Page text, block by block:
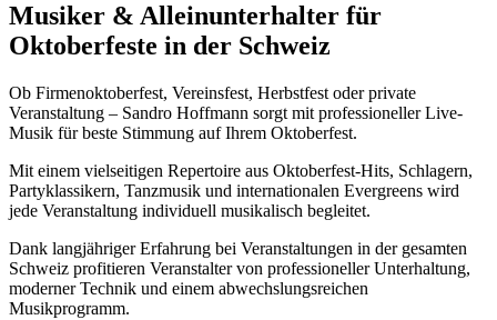
Musiker & Alleinunterhalter für
Oktoberfeste in der Schweiz
Ob Firmenoktoberfest, Vereinsfest, Herbstfest oder private
Veranstaltung – Sandro Hoffmann sorgt mit professioneller Live-
Musik für beste Stimmung auf Ihrem Oktoberfest.
Mit einem vielseitigen Repertoire aus Oktoberfest-Hits, Schlagern,
Partyklassikern, Tanzmusik und internationalen Evergreens wird
jede Veranstaltung individuell musikalisch begleitet.
Dank langjähriger Erfahrung bei Veranstaltungen in der gesamten
Schweiz profitieren Veranstalter von professioneller Unterhaltung,
moderner Technik und einem abwechslungsreichen
Musikprogramm.